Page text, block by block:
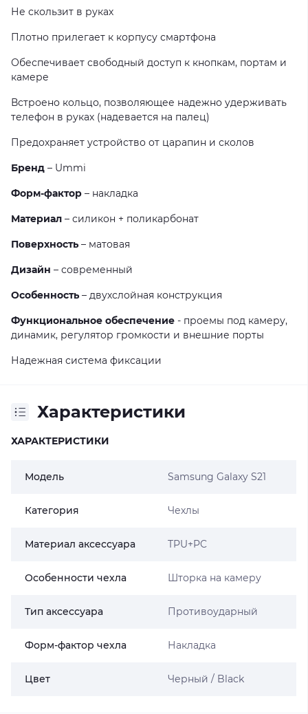
Не скользит в руках
Плотно прилегает к корпусу смартфона
Обеспечивает свободный доступ к кнопкам, портам и
камере
Встроено кольцо, позволяющее надежно удерживать
телефон в руках (надевается на палец)
Предохраняет устройство от царапин и сколов
Бренд – Ummi
Форм-фактор – накладка
Материал – силикон + поликарбонат
Поверхность – матовая
Дизайн – современный
Особенность – двухслойная конструкция
Функциональное обеспечение - проемы под камеру,
динамик, регулятор громкости и внешние порты
Надежная система фиксации
Характеристики
ХАРАКТЕРИСТИКИ
Модель Samsung Galaxy S21
Категория Чехлы
Материал аксессуара TPU+PC
Особенности чехла Шторка на камеру
Тип аксессуара Противоударный
Форм-фактор чехла Накладка
Цвет Черный / Black